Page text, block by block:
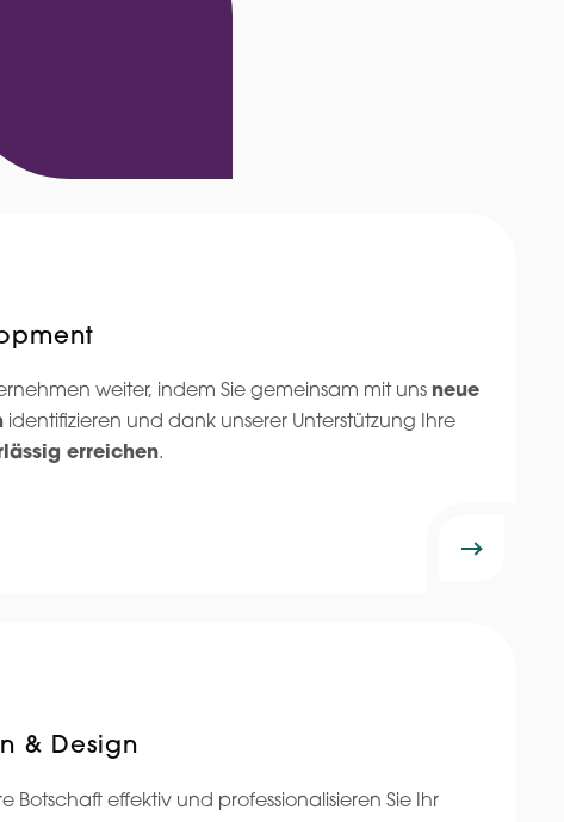
weiter, indem Sie gemeinsam mit uns neue
identifizieren und dank unserer Unterstützung Ihre
erreichen.
& Design
Botschaft effektiv und professionalisieren Sie Ihr